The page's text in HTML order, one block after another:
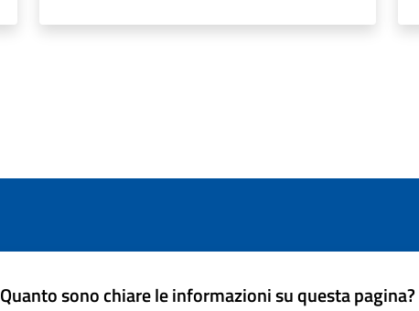
Quanto sono chiare le informazioni su questa pagina?